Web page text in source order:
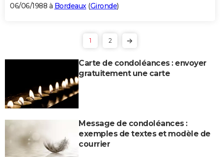
06/06/1988 à Bordeaux (Gironde)
1 2
Carte de condoléances : envoyer
gratuitement une carte
Message de condoléances :
exemples de textes et modèle de
courrier